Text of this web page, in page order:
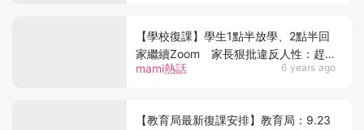
mami熱話 6 years ago
【學校復課】學生1點半放學、2點半回
家繼續Zoom 家長狠批違反人性：趕
成咁， 為乜呢？
【教育局最新復課安排】教育局：9.23